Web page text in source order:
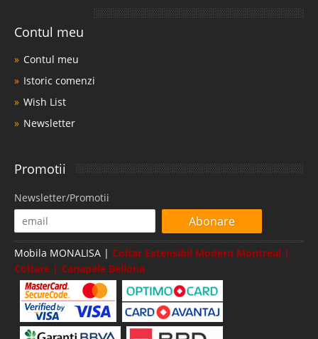
Contul meu
Contul meu
Istoric comenzi
Wish List
Newsletter
Promotii
Newsletter/Promotii
Abonare
Mobila MONALISA | Coltar Extensibil Modern Montreal |
Coltare | Canapele Bellona